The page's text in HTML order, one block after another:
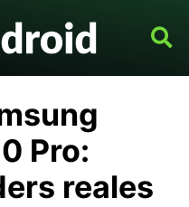
Pro:
reales